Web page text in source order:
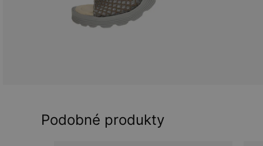
Podobné produkty